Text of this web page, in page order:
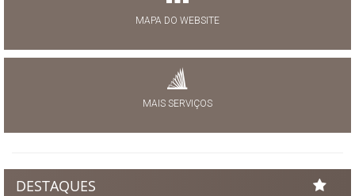
MAPA DO WEBSITE
MAIS SERVIÇOS
DESTAQUES